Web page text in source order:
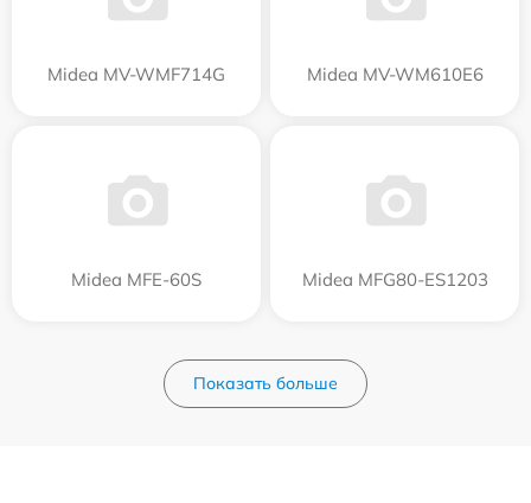
Midea MV-WMF714G Midea MV-WM610E6
Midea MFE-60S Midea MFG80-ES1203
Показать больше